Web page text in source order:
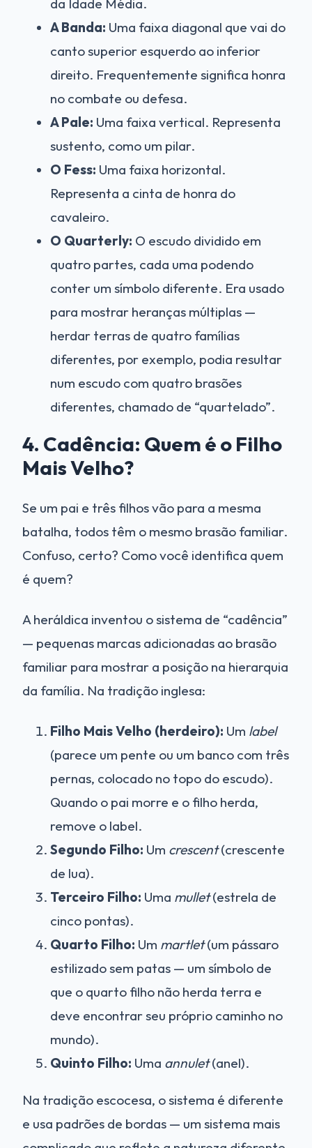
A Banda: Uma faixa diagonal que vai do
canto superior esquerdo ao inferior
direito. Frequentemente significa honra
no combate ou defesa.
A Pale: Uma faixa vertical. Representa
sustento, como um pilar.
O Fess: Uma faixa horizontal.
Representa a cinta de honra do
cavaleiro.
O Quarterly: O escudo dividido em
quatro partes, cada uma podendo
conter um símbolo diferente. Era usado
para mostrar heranças múltiplas —
herdar terras de quatro famílias
diferentes, por exemplo, podia resultar
num escudo com quatro brasões
diferentes, chamado de “quartelado”.
4. Cadência: Quem é o Filho
Mais Velho?
Se um pai e três filhos vão para a mesma
batalha, todos têm o mesmo brasão familiar.
Confuso, certo? Como você identifica quem
é quem?
A heráldica inventou o sistema de “cadência”
— pequenas marcas adicionadas ao brasão
familiar para mostrar a posição na hierarquia
da família. Na tradição inglesa:
Filho Mais Velho (herdeiro): Um label
(parece um pente ou um banco com três
pernas, colocado no topo do escudo).
Quando o pai morre e o filho herda,
remove o label.
Segundo Filho: Um crescent(crescente
de lua).
Terceiro Filho: Uma mullet(estrela de
cinco pontas).
Quarto Filho: Um martlet(um pássaro
estilizado sem patas — um símbolo de
que o quarto filho não herda terra e
deve encontrar seu próprio caminho no
mundo).
Quinto Filho: Uma annulet(anel).
Na tradição escocesa, o sistema é diferente
e usa padrões de bordas — um sistema mais